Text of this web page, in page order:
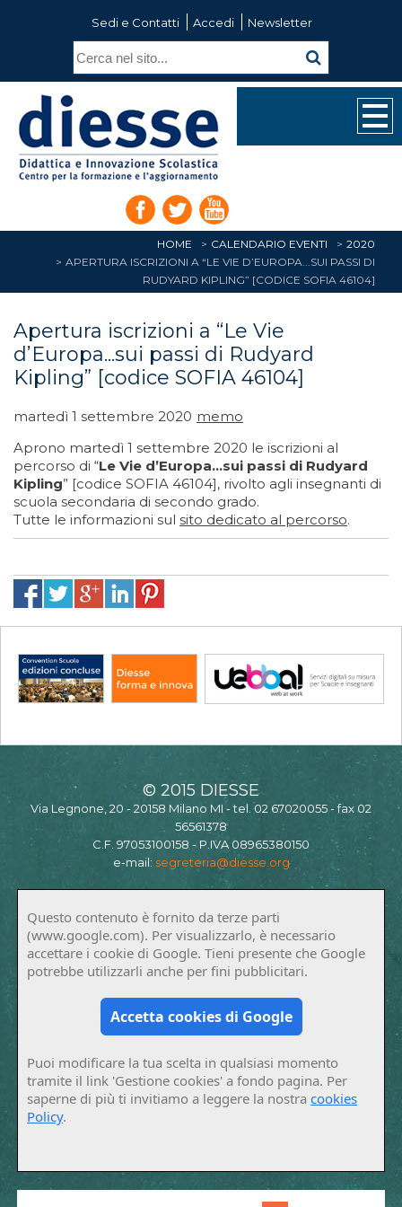
Sedi e Contatti Accedi Newsletter
HOME CALENDARIO EVENTI
2020
APERTURA ISCRIZIONI A “LE VIE D’EUROPA...SUI PASSI DI
RUDYARD KIPLING” [CODICE SOFIA 46104]
Apertura iscrizioni a “Le Vie
d’Europa...sui passi di Rudyard
Kipling” [codice SOFIA 46104]
martedì 1 settembre 2020 memo
Aprono martedì 1 settembre 2020 le iscrizioni al
percorso di “Le Vie d’Europa...sui passi di Rudyard
Kipling” [codice SOFIA 46104], rivolto agli insegnanti di
scuola secondaria di secondo grado.
Tutte le informazioni sul sito dedicato al percorso.
© 2015 DIESSE
Via Legnone, 20 - 20158 Milano MI - tel. 02 67020055 - fax 02
56561378
C.F. 97053100158 - P.IVA 08965380150
e-mail: segreteria@diesse.org
Questo contenuto è fornito da terze parti
(www.google.com). Per visualizzarlo, è necessario
accettare i cookie di Google. Tieni presente che Google
potrebbe utilizzarli anche per fini pubblicitari.
Accetta cookies di Google
Puoi modificare la tua scelta in qualsiasi momento
tramite il link 'Gestione cookies' a fondo pagina. Per
saperne di più ti invitiamo a leggere la nostracookies
Policy.